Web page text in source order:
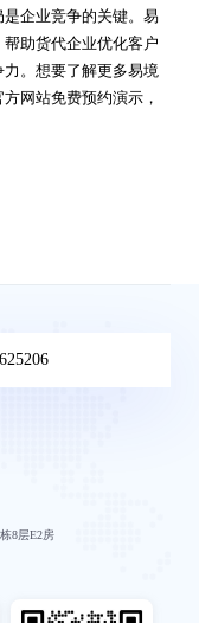
企业竞争的关键。易
助货代企业优化客户
。想要了解更多易境
网站免费预约演示，
8层E2房